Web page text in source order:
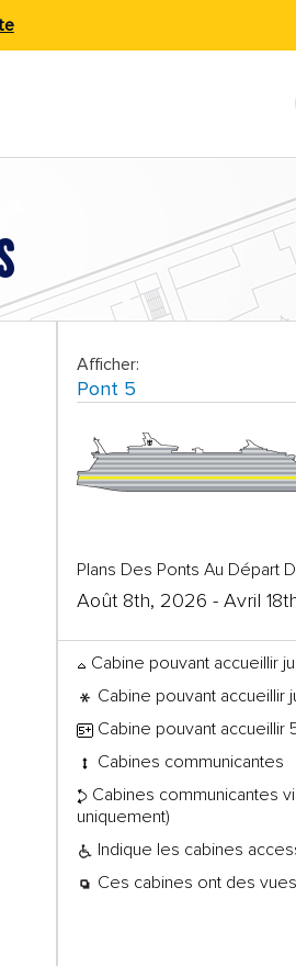
Afficher:
Plans Des Ponts Au Départ
Août 8th, 2026 - Avril
Cabine pouvant accueillir
Cabine pouvant accueillir
Cabine pouvant accueillir
Cabines communicantes
Cabines communicantes
uniquement)
Indique les cabines
Ces cabines ont des